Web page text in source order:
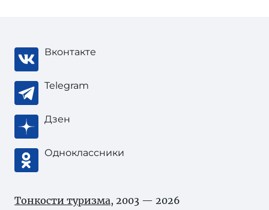
Вконтакте
Telegram
Дзен
Одноклассники
Тонкости туризма, 2003 — 2026